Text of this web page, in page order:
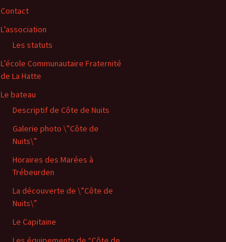
Contact
L’association
Les statuts
L’école Communautaire Fraternité
de La Hatte
Le bateau
Descriptif de Côte de Nuits
Galerie photo \”Côte de
Nuits\”
Horaires des Marées à
Trébeurden
La découverte de \”Côte de
Nuits\”
Le Capitaine